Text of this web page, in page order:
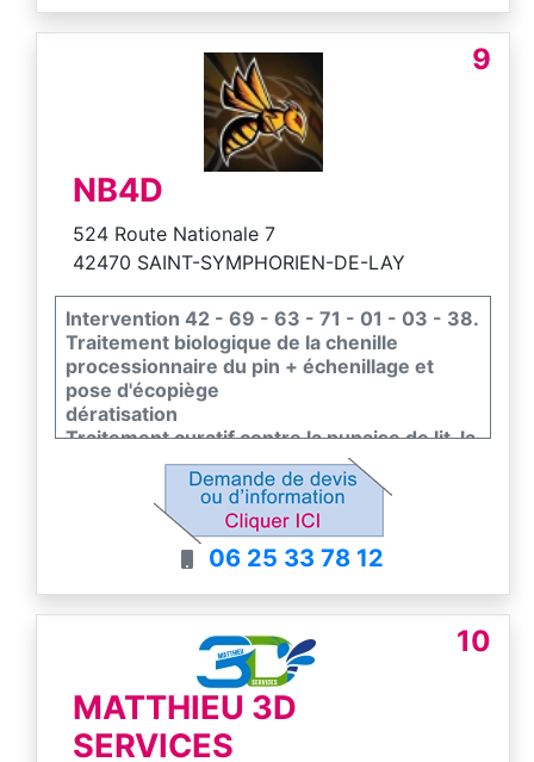
9
NB4D
524 Route Nationale 7
42470 SAINT-SYMPHORIEN-DE-LAY
Intervention 42 - 69 - 63 - 71 - 01 - 03 - 38.
Traitement biologique de la chenille
processionnaire du pin + échenillage et
pose d'écopiège
dératisation
Traitement curatif contre la punaise de lit, la
puce, cafard et blattes
Destruction de nid de guêpe, frelon
européen et asiatique.
Traitement biologique de la pyrale du buis
Traitement par nématode du charançon
06 25 33 78 12
10
MATTHIEU 3D
SERVICES